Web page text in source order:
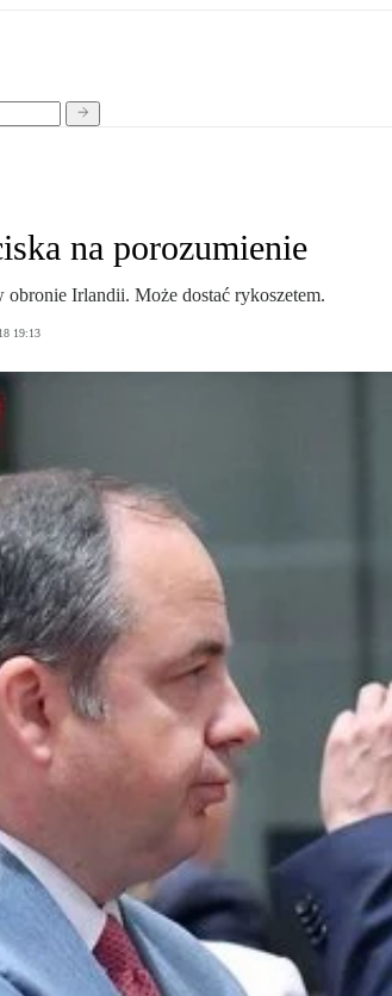
na porozumienie
obronie Irlandii. Może dostać rykoszetem.
19:13